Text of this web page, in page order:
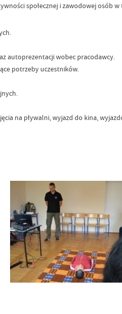
społecznej i zawodowej osób
autoprezentacji wobec pracodawcy.
potrzeby uczestników.
na pływalni, wyjazd do kina,